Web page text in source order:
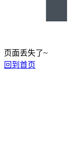
页面丢失了~
回到首页